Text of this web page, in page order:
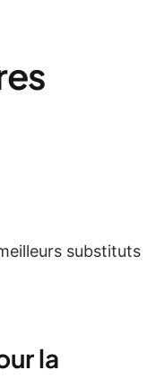
substituts
la